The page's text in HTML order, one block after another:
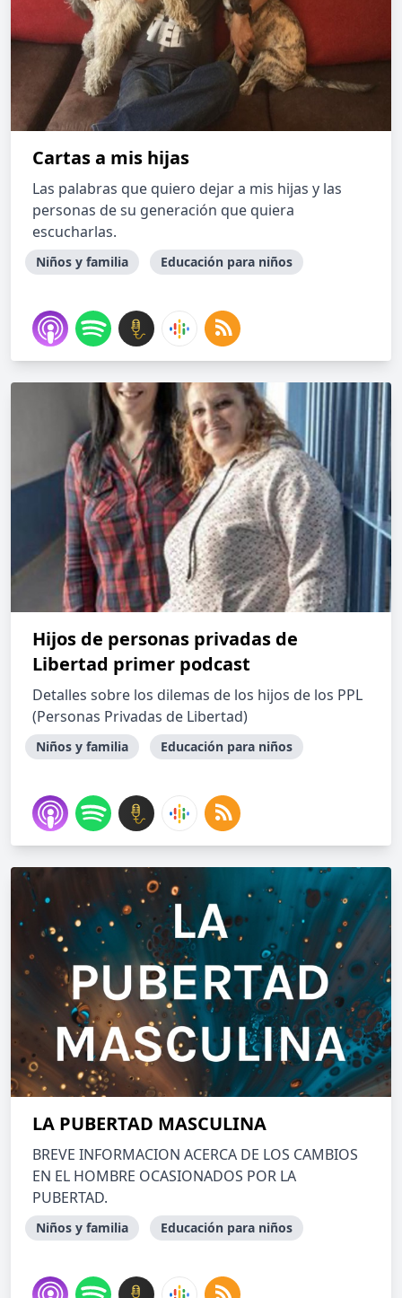
Cartas a mis hijas
Las palabras que quiero dejar a mis hijas y las
personas de su generación que quiera
escucharlas.
Niños y familia Educación para niños
Hijos de personas privadas de
Libertad primer podcast
Detalles sobre los dilemas de los hijos de los PPL
(Personas Privadas de Libertad)
Niños y familia Educación para niños
LA PUBERTAD MASCULINA
BREVE INFORMACION ACERCA DE LOS CAMBIOS
EN EL HOMBRE OCASIONADOS POR LA
PUBERTAD.
Niños y familia Educación para niños